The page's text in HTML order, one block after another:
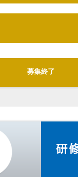
募集終了